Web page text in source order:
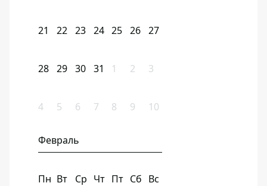
21 22 23 24 25 26 27
28 29 30 31 1 2 3
4 5 6 7 8 9 10
Февраль
Пн Вт Ср Чт Пт Сб Вс